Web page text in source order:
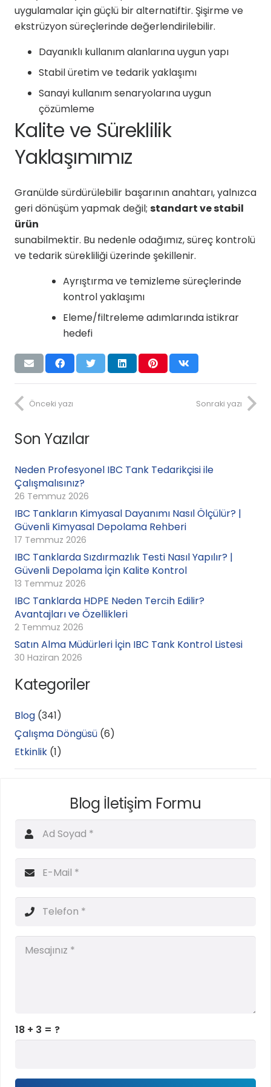
uygulamalar için güçlü bir alternatiftir. Şişirme ve
ekstrüzyon süreçlerinde değerlendirilebilir.
Dayanıklı kullanım alanlarına uygun yapı
Stabil üretim ve tedarik yaklaşımı
Sanayi kullanım senaryolarına uygun
çözümleme
Kalite ve Süreklilik
Yaklaşımımız
Granülde sürdürülebilir başarının anahtarı, yalnızca
geri dönüşüm yapmak değil; standart ve stabil
ürün
sunabilmektir. Bu nedenle odağımız, süreç kontrolü
ve tedarik sürekliliği üzerinde şekillenir.
Ayrıştırma ve temizleme süreçlerinde
kontrol yaklaşımı
Eleme/filtreleme adımlarında istikrar
hedefi
Önceki yazı Sonraki yazı
Son Yazılar
Neden Profesyonel IBC Tank Tedarikçisi ile
Çalışmalısınız?
26 Temmuz 2026
IBC Tankların Kimyasal Dayanımı Nasıl Ölçülür? |
Güvenli Kimyasal Depolama Rehberi
17 Temmuz 2026
IBC Tanklarda Sızdırmazlık Testi Nasıl Yapılır? |
Güvenli Depolama İçin Kalite Kontrol
13 Temmuz 2026
IBC Tanklarda HDPE Neden Tercih Edilir?
Avantajları ve Özellikleri
2 Temmuz 2026
Satın Alma Müdürleri İçin IBC Tank Kontrol Listesi
30 Haziran 2026
Kategoriler
Blog (341)
Çalışma Döngüsü (6)
Etkinlik (1)
Blog İletişim Formu
18 + 3 = ?